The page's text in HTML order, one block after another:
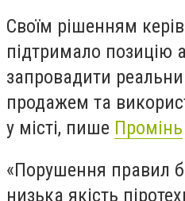
Своїм рішенням
підтримало позицію
запровадити
продажем та
у місті, пише Промінь
«Порушення правил
низька якість